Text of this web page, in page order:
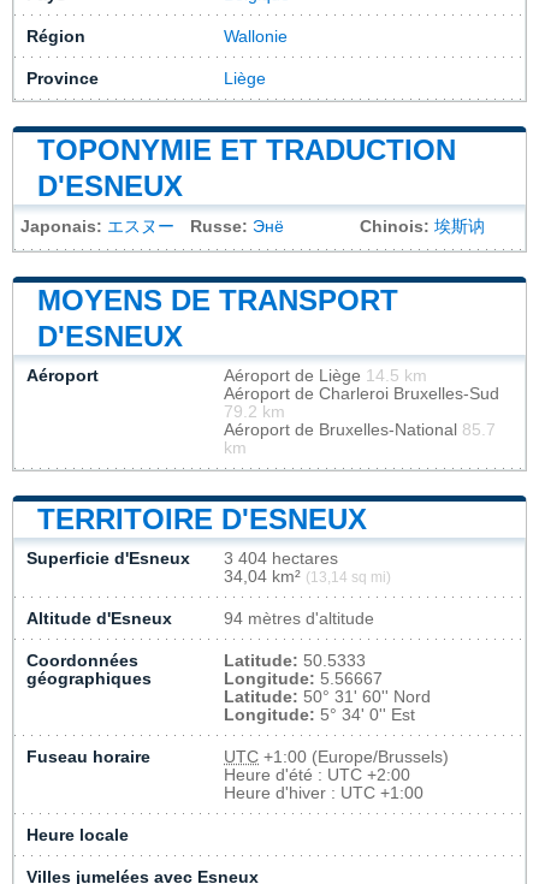
Région Wallonie
Province Liège
TOPONYMIE ET TRADUCTION
D'ESNEUX
Japonais: エスヌー Russe: Энё Chinois: 埃斯讷
MOYENS DE TRANSPORT
D'ESNEUX
Aéroport Aéroport de Liège 14.5 km
Aéroport de Charleroi Bruxelles-Sud
79.2 km
Aéroport de Bruxelles-National 85.7
km
TERRITOIRE D'ESNEUX
Superficie d'Esneux
3 404 hectares
34,04 km² (13,14 sq mi)
Altitude d'Esneux 94 mètres d'altitude
Coordonnées
géographiques
Latitude: 50.5333
Longitude: 5.56667
Latitude: 50° 31' 60'' Nord
Longitude: 5° 34' 0'' Est
Fuseau horaire UTC +1:00 (Europe/Brussels)
Heure d'été : UTC +2:00
Heure d'hiver : UTC +1:00
Heure locale
Villes jumelées avec Esneux